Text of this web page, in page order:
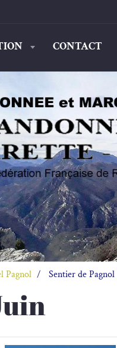
CONTACT
Pagnol Sentier de